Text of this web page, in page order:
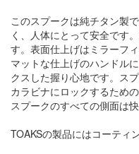
このスプークは純チタン製
く、人体にとって安全です
す。表面仕上げはミラーフ
マットな仕上げのハンドル
クスした握り心地です。ス
カラビナにロックするため
スプークのすべての側面は
TOAKSの製品にはコーティ